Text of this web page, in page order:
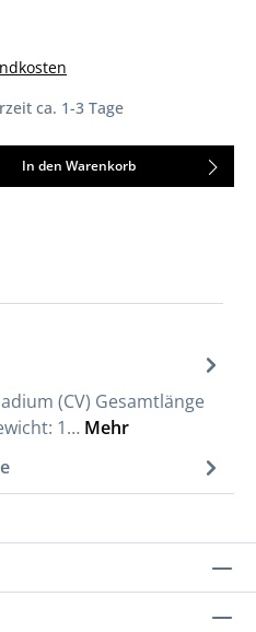
ca. 1-3 Tage
In den Warenkorb
(CV) Gesamtlänge
1… Mehr